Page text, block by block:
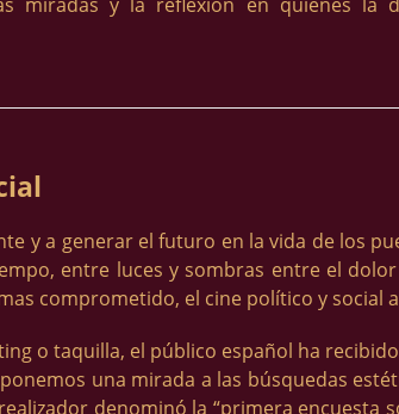
y a generar el futuro en la vida de los
entre luces y sombras entre el
comprometido, el cine político y social
o taquilla, el público español ha
una mirada a las búsquedas
denominó la “primera encuesta